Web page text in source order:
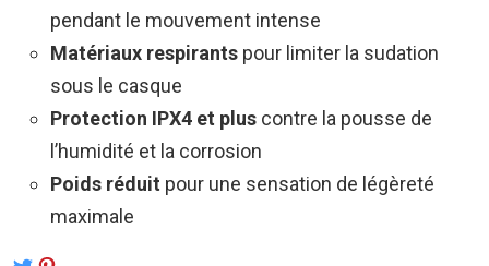
pendant le mouvement intense
Matériaux respirants pour limiter la sudation
sous le casque
Protection IPX4 et plus contre la pousse de
l’humidité et la corrosion
Poids réduit pour une sensation de légèreté
maximale